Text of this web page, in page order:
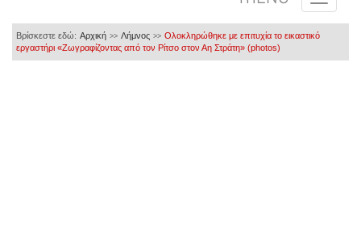
Βρίσκεστε εδώ: Αρχική >> Λήμνος >> Ολοκληρώθηκε με επιτυχία το εικαστικό
εργαστήρι «Ζωγραφίζοντας από τον Ρίτσο στον Αη Στράτη» (photos)